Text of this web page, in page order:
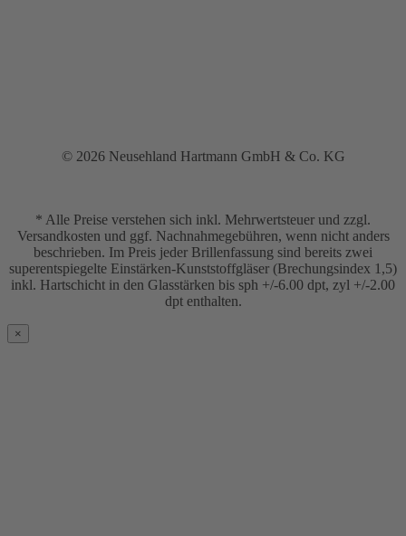
© 2026 Neusehland Hartmann GmbH & Co. KG
* Alle Preise verstehen sich inkl. Mehrwertsteuer und zzgl.
Versandkosten und ggf. Nachnahmegebühren, wenn nicht anders
beschrieben. Im Preis jeder Brillenfassung sind bereits zwei
superentspiegelte Einstärken-Kunststoffgläser (Brechungsindex 1,5)
inkl. Hartschicht in den Glasstärken bis sph +/-6.00 dpt, zyl +/-2.00
dpt enthalten.
×